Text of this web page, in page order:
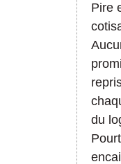
Pire
du